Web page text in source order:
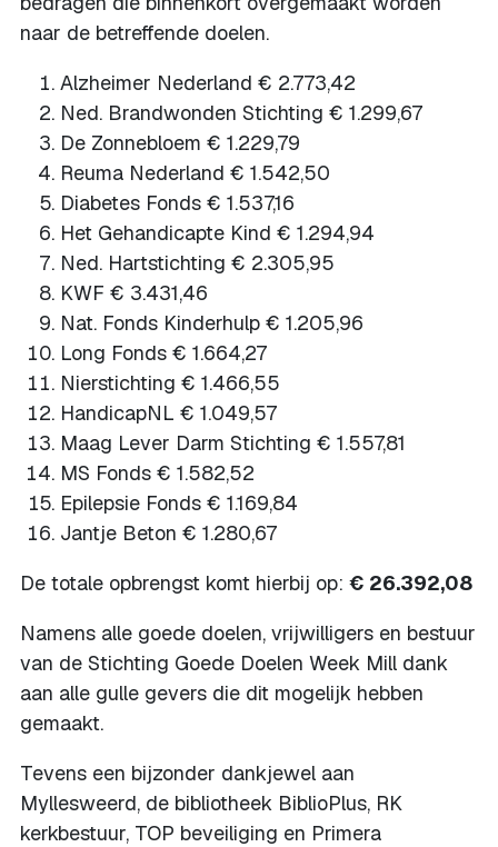
naar de betreffende doelen.
Alzheimer Nederland € 2.773,42
Ned. Brandwonden Stichting € 1.299,67
De Zonnebloem € 1.229,79
Reuma Nederland € 1.542,50
Diabetes Fonds € 1.537,16
Het Gehandicapte Kind € 1.294,94
Ned. Hartstichting € 2.305,95
KWF € 3.431,46
Nat. Fonds Kinderhulp € 1.205,96
Long Fonds € 1.664,27
Nierstichting € 1.466,55
HandicapNL € 1.049,57
Maag Lever Darm Stichting € 1.557,81
MS Fonds € 1.582,52
Epilepsie Fonds € 1.169,84
Jantje Beton € 1.280,67
De totale opbrengst komt hierbij op: € 26.392,08
Namens alle goede doelen, vrijwilligers en bestuur
van de Stichting Goede Doelen Week Mill dank
aan alle gulle gevers die dit mogelijk hebben
gemaakt.
Tevens een bijzonder dankjewel aan
Myllesweerd, de bibliotheek BiblioPlus, RK
kerkbestuur, TOP beveiliging en Primera